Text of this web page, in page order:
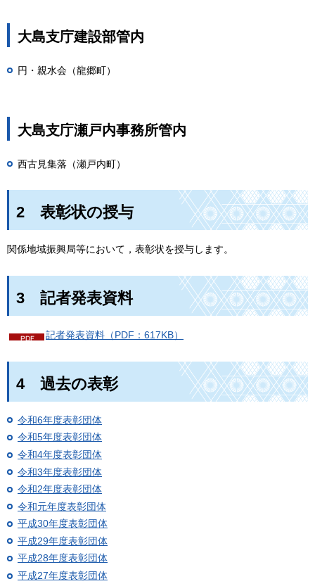
大島支庁建設部管内
円・親水会（龍郷町）
大島支庁瀬戸内事務所管内
西古見集落（瀬戸内町）
2 表彰状の授与
関係地域振興局等において，表彰状を授与します。
3 記者発表資料
記者発表資料（PDF：617KB）
4 過去の表彰
令和6年度表彰団体
令和5年度表彰団体
令和4年度表彰団体
令和3年度表彰団体
令和2年度表彰団体
令和元年度表彰団体
平成30年度表彰団体
平成29年度表彰団体
平成28年度表彰団体
平成27年度表彰団体